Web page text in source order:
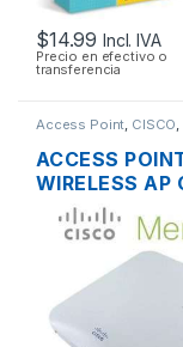
$14.99 Incl. IVA
Precio en efectivo o
transferencia
Access Point, CISCO,
ACCESS
WIRELESS AP
MERAKI MR16
BAND 600
SOPORTE POE
OUTDOOR